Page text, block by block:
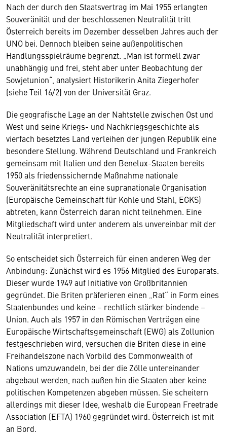
Nach der durch den Staatsvertrag im Mai 1955 erlangten
Souveränität und der beschlossenen Neutralität tritt
Österreich bereits im Dezember desselben Jahres auch der
UNO bei. Dennoch bleiben seine außenpolitischen
Handlungsspielräume begrenzt. „Man ist formell zwar
unabhängig und frei, steht aber unter Beobachtung der
Sowjetunion“, analysiert Historikerin Anita Ziegerhofer
(siehe Teil 16/2) von der Universität Graz.
Die geografische Lage an der Nahtstelle zwischen Ost und
West und seine Kriegs- und Nachkriegsgeschichte als
vierfach besetztes Land verleihen der jungen Republik eine
besondere Stellung. Während Deutschland und Frankreich
gemeinsam mit Italien und den Benelux-Staaten bereits
1950 als friedenssichernde Maßnahme nationale
Souveränitätsrechte an eine supranationale Organisation
(Europäische Gemeinschaft für Kohle und Stahl, EGKS)
abtreten, kann Österreich daran nicht teilnehmen. Eine
Mitgliedschaft wird unter anderem als unvereinbar mit der
Neutralität interpretiert.
So entscheidet sich Österreich für einen anderen Weg der
Anbindung: Zunächst wird es 1956 Mitglied des Europarats.
Dieser wurde 1949 auf Initiative von Großbritannien
gegründet. Die Briten präferieren einen „Rat“ in Form eines
Staatenbundes und keine – rechtlich stärker bindende –
Union. Auch als 1957 in den Römischen Verträgen eine
Europäische Wirtschaftsgemeinschaft (EWG) als Zollunion
festgeschrieben wird, versuchen die Briten diese in eine
Freihandelszone nach Vorbild des Commonwealth of
Nations umzuwandeln, bei der die Zölle untereinander
abgebaut werden, nach außen hin die Staaten aber keine
politischen Kompetenzen abgeben müssen. Sie scheitern
allerdings mit dieser Idee, weshalb die European Freetrade
Association (EFTA) 1960 gegründet wird. Österreich ist mit
an Bord.